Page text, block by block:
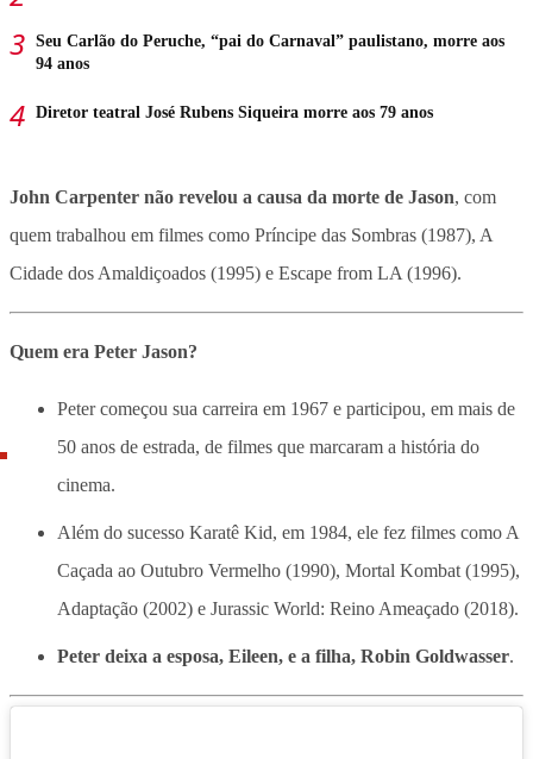
Seu Carlão do Peruche, “pai do Carnaval” paulistano, morre aos
94 anos
Diretor teatral José Rubens Siqueira morre aos 79 anos
John Carpenter não revelou a causa da morte de Jason, com
quem trabalhou em filmes como Príncipe das Sombras (1987), A
Cidade dos Amaldiçoados (1995) e Escape from LA (1996).
Quem era Peter Jason?
Peter começou sua carreira em 1967 e participou, em mais de
50 anos de estrada, de filmes que marcaram a história do
cinema.
Além do sucesso Karatê Kid, em 1984, ele fez filmes como A
Caçada ao Outubro Vermelho (1990), Mortal Kombat (1995),
Adaptação (2002) e Jurassic World: Reino Ameaçado (2018).
Peter deixa a esposa, Eileen, e a filha, Robin Goldwasser.